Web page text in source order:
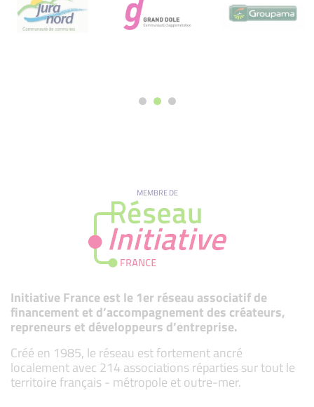
MEMBRE DE
Initiative France est le 1er réseau associatif de
financement et d’accompagnement des créateurs,
repreneurs et développeurs d’entreprise.
Créé en 1985, le réseau est fortement ancré
localement avec 214 associations réparties sur tout le
territoire français - métropole et outre-mer.